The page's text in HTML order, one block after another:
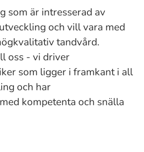
som är intresserad av
och vill vara med
tandvård.
oss - vi driver
som ligger i framkant i all
och har
kompetenta och snälla